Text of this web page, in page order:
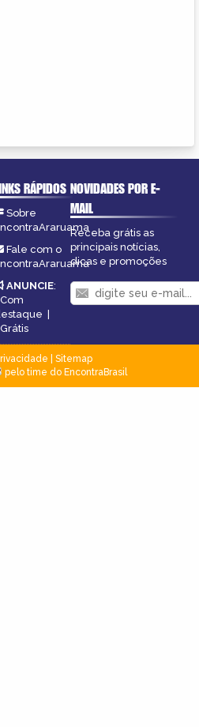
RÁPIDOS
Sobre
Fale com o
ANUNCIE:
Com
|
Grátis
NOVIDADES POR E-
MAIL
Receba grátis as
principais notícias,
dicas e promoções
Sitemap
pelo time do EncontraBrasil